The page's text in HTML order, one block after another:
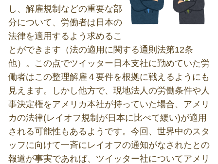
し、解雇規制などの重要な部
分について、労働者は日本の
法律を適用するよう求めるこ
とができます（法の適用に関する通則法第12条
他）。この点でツイッター日本支社に勤めていた労
働者はこの整理解雇４要件を根拠に戦えるようにも
見えます。しかし他方で、現地法人の労働条件や人
事決定権をアメリカ本社が持っていた場合、アメリ
カの法律(レイオフ規制が日本に比べて緩い)が適用
される可能性もあるようです。今回、世界中のスタ
ッフに向けて一斉にレイオフの通知がなされたとの
報道が事実であれば、ツイッター社についてアメリ